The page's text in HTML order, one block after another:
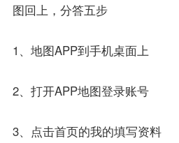
图回上，分答五步
1、地图APP到手机桌面上
2、打开APP地图登录账号
3、点击首页的我的填写资料